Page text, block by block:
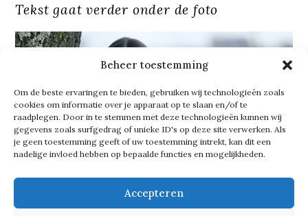
Beheer toestemming
Om de beste ervaringen te bieden, gebruiken wij technologieën zoals
cookies om informatie over je apparaat op te slaan en/of te
raadplegen. Door in te stemmen met deze technologieën kunnen wij
gegevens zoals surfgedrag of unieke ID's op deze site verwerken. Als
je geen toestemming geeft of uw toestemming intrekt, kan dit een
nadelige invloed hebben op bepaalde functies en mogelijkheden.
Accepteren
Tekst gaat verder onder de foto